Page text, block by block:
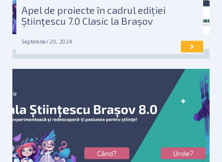
Apel de proiecte în cadrul ediției
Științescu 7.0 Clasic la Brașov
September 20, 2024